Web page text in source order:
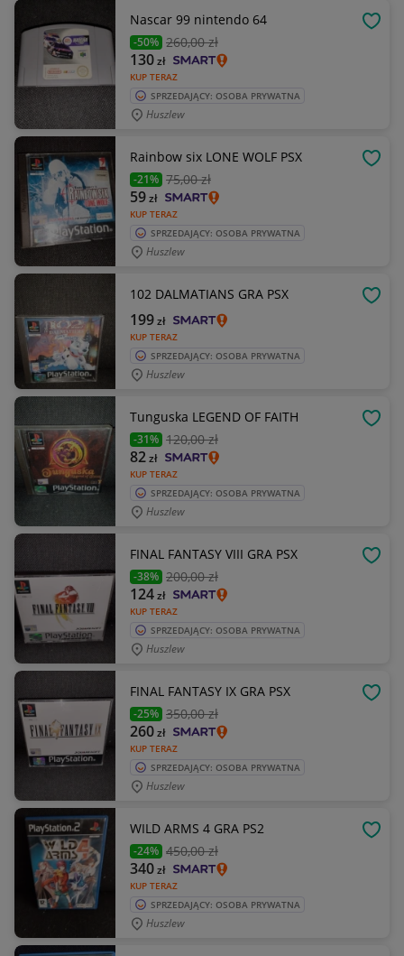
Nascar 99 nintendo 64
-50% 260,00 zł
KUP TERAZ
130zł
SPRZEDAJĄCY: OSOBA PRYWATNA
Huszlew
Rainbow six LONE WOLF PSX
-21% 75,00 zł
KUP TERAZ
59zł
SPRZEDAJĄCY: OSOBA PRYWATNA
Huszlew
102 DALMATIANS GRA PSX
KUP TERAZ
199zł
SPRZEDAJĄCY: OSOBA PRYWATNA
Huszlew
Tunguska LEGEND OF FAITH
-31% 120,00 zł
KUP TERAZ
82zł
SPRZEDAJĄCY: OSOBA PRYWATNA
Huszlew
FINAL FANTASY VIII GRA PSX
-38% 200,00 zł
KUP TERAZ
124zł
SPRZEDAJĄCY: OSOBA PRYWATNA
Huszlew
FINAL FANTASY IX GRA PSX
-25% 350,00 zł
KUP TERAZ
260zł
SPRZEDAJĄCY: OSOBA PRYWATNA
Huszlew
WILD ARMS 4 GRA PS2
-24% 450,00 zł
KUP TERAZ
340zł
SPRZEDAJĄCY: OSOBA PRYWATNA
Huszlew